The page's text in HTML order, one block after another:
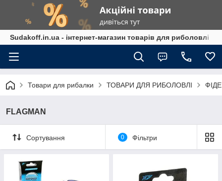
Sudakoff.in.ua - інтернет-магазин товарів для риболовлі
Товари для рибалки ТОВАРИ ДЛЯ РИБОЛОВЛІ
FLAGMAN
Сортування 0 Фільтри